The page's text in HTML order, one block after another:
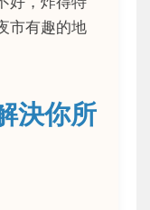
市有趣的地
決你所